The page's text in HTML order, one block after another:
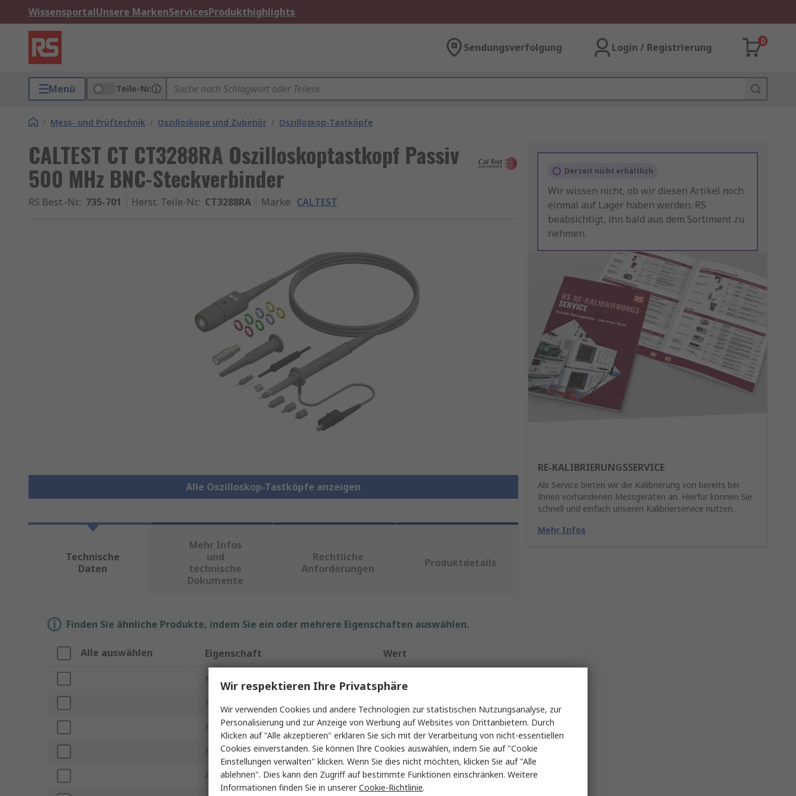
WissensportalUnsere MarkenServicesProdukthighlights
Sendungsverfolgung Login / Registrierung
0
Menü Teile-Nr.
/ Mess- und Prüftechnik / Oszilloskope und Zubehör / Oszilloskop-Tastköpfe
CALTEST CT CT3288RA Oszilloskoptastkopf Passiv
500 MHz BNC-Steckverbinder
RS Best.-Nr.: 735-701 Herst. Teile-Nr.: CT3288RA Marke: CALTEST
Alle Oszilloskop-Tastköpfe anzeigen
Derzeit nicht erhältlich
Wir wissen nicht, ob wir diesen Artikel noch
einmal auf Lager haben werden. RS
beabsichtigt, ihn bald aus dem Sortiment zu
nehmen.
RE-KALIBRIERUNGSSERVICE
Als Service bieten wir die Kalibrierung von bereits bei
Ihnen vorhandenen Messgeräten an. Hierfür können Sie
schnell und einfach unseren Kalibrierservice nutzen.
Mehr Infos
Technische
Daten
Mehr Infos
und
technische
Dokumente
Rechtliche
Anforderungen
Produktdetails
Finden Sie ähnliche Produkte, indem Sie ein oder mehrere Eigenschaften auswählen.
Alle auswählen Eigenschaft Wert
Marke
Prüfsonden Typ
Produkt Typ Oszilloskoptastkopf
Bandbreite 500MHz
Anschlusstyp BNC-Steckverbinder
Wir respektieren Ihre Privatsphäre
Wir verwenden Cookies und andere Technologien zur statistischen Nutzungsanalyse, zur
Personalisierung und zur Anzeige von Werbung auf Websites von Drittanbietern. Durch
Klicken auf "Alle akzeptieren" erklären Sie sich mit der Verarbeitung von nicht-essentiellen
Cookies einverstanden. Sie können Ihre Cookies auswählen, indem Sie auf "Cookie
Einstellungen verwalten" klicken. Wenn Sie dies nicht möchten, klicken Sie auf "Alle
ablehnen". Dies kann den Zugriff auf bestimmte Funktionen einschränken. Weitere
Informationen finden Sie in unsererCookie-Richtlinie.